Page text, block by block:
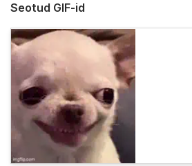
Seotud GIF-id